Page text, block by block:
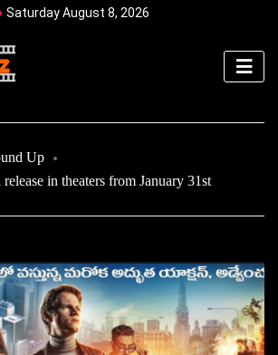
Saturday August 8, 2026
Up
in theaters from January 31st